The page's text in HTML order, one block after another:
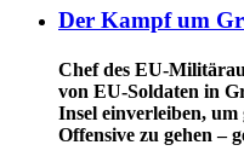
Der Kampf um
Chef des EU-
von EU-Soldaten in
Insel einverleiben,
Offensive zu gehen –